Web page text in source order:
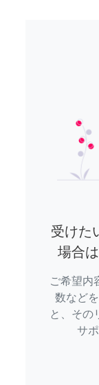
受けた
場合
ご希望内
数など
と、その
サ